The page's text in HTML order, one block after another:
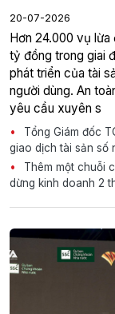
20-07-2026
tỷ đồng trong giai
phát triển của tài
người dùng. An
yêu cầu xuyên s
Tổng Giám đốc
giao dịch tài sản số
Thêm một chuỗi
dừng kinh doanh 2